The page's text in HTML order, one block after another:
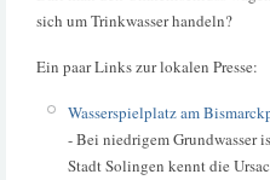
sich um Trinkwasser handeln?
Ein paar Links zur lokalen Presse:
Wasserspielplatz am
- Bei niedrigem Grundwasser
Stadt Solingen kennt die